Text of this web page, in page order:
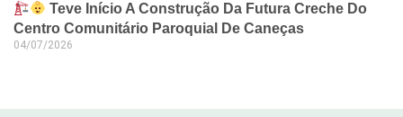
Teve Início A Construção Da Futura Creche Do
Centro Comunitário Paroquial De Caneças
04/07/2026